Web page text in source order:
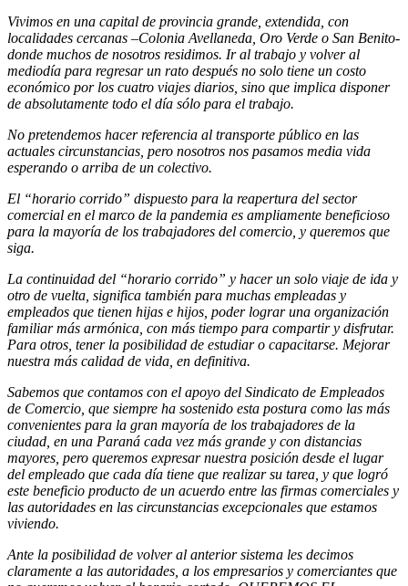
Vivimos en una capital de provincia grande, extendida, con
localidades cercanas –Colonia Avellaneda, Oro Verde o San Benito-
donde muchos de nosotros residimos. Ir al trabajo y volver al
mediodía para regresar un rato después no solo tiene un costo
económico por los cuatro viajes diarios, sino que implica disponer
de absolutamente todo el día sólo para el trabajo.
No pretendemos hacer referencia al transporte público en las
actuales circunstancias, pero nosotros nos pasamos media vida
esperando o arriba de un colectivo.
El “horario corrido” dispuesto para la reapertura del sector
comercial en el marco de la pandemia es ampliamente beneficioso
para la mayoría de los trabajadores del comercio, y queremos que
siga.
La continuidad del “horario corrido” y hacer un solo viaje de ida y
otro de vuelta, significa también para muchas empleadas y
empleados que tienen hijas e hijos, poder lograr una organización
familiar más armónica, con más tiempo para compartir y disfrutar.
Para otros, tener la posibilidad de estudiar o capacitarse. Mejorar
nuestra más calidad de vida, en definitiva.
Sabemos que contamos con el apoyo del Sindicato de Empleados
de Comercio, que siempre ha sostenido esta postura como las más
convenientes para la gran mayoría de los trabajadores de la
ciudad, en una Paraná cada vez más grande y con distancias
mayores, pero queremos expresar nuestra posición desde el lugar
del empleado que cada día tiene que realizar su tarea, y que logró
este beneficio producto de un acuerdo entre las firmas comerciales y
las autoridades en las circunstancias excepcionales que estamos
viviendo.
Ante la posibilidad de volver al anterior sistema les decimos
claramente a las autoridades, a los empresarios y comerciantes que